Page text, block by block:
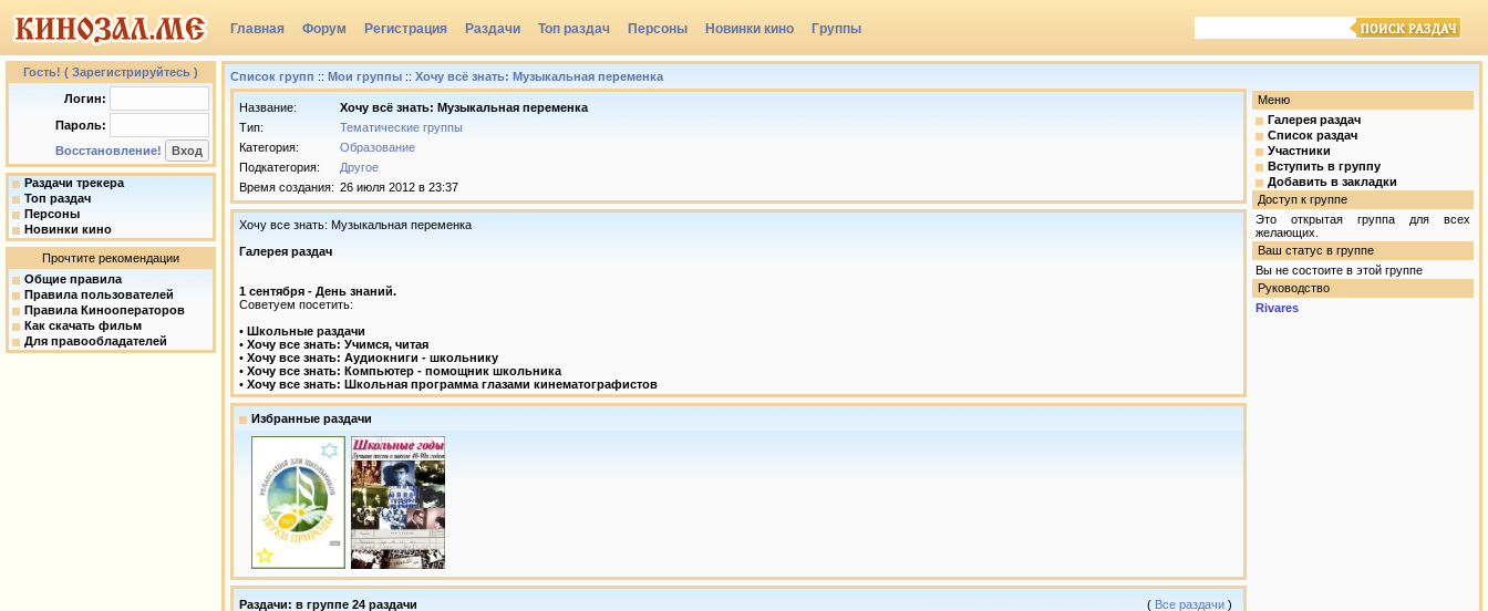
Главная Форум Регистрация Раздачи Топ раздач Персоны Новинки кино Группы
Гость! ( Зарегистрируйтесь )
Логин:
Пароль:
Восстановление!
Раздачи трекера
Топ раздач
Персоны
Новинки кино
Прочтите рекомендации
Общие правила
Правила пользователей
Правила Кинооператоров
Как скачать фильм
Для правообладателей
Список групп :: Мои группы :: Хочу всё знать: Музыкальная переменка
Меню
Галерея раздач
Список раздач
Участники
Вступить в группу
Добавить в закладки
Доступ к группе
Это открытая группа для всех
желающих.
Ваш статус в группе
Вы не состоите в этой группе
Руководство
Rivares
Название:
Хочу всё знать: Музыкальная переменка
Тип:
Тематические группы
Категория:
Образование
Подкатегория:
Другое
Время создания: 26 июля 2012 в 23:37
Хочу все знать: Музыкальная переменка
Галерея раздач
1 сентября - День знаний.
Советуем посетить:
• Школьные раздачи
• Хочу все знать: Учимся, читая
• Хочу все знать: Аудиокниги - школьнику
• Хочу все знать: Компьютер - помощник школьника
• Хочу все знать: Школьная программа глазами кинематографистов
Избранные раздачи
Раздачи: в группе 24 раздачи ( Все раздачи )